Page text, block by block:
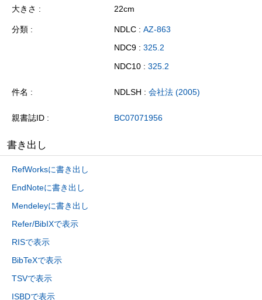
大きさ
22cm
分類 NDLC : AZ-863
NDC9 : 325.2
NDC10 : 325.2
件名 NDLSH : 会社法 (2005)
親書誌ID BC07071956
書き出し
RefWorksに書き出し
EndNoteに書き出し
Mendeleyに書き出し
Refer/BibIXで表示
RISで表示
BibTeXで表示
TSVで表示
ISBDで表示